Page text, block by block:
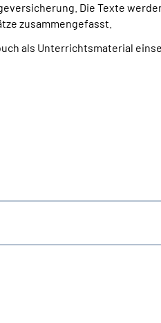
Die Texte
zusammengefasst.
als Unterrichtsmaterial